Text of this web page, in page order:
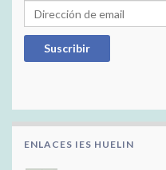
Dirección de email
Suscribir
ENLACES IES HUELIN